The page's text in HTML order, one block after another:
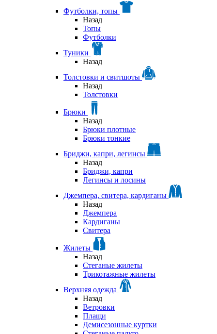
Футболки, топы
Назад
Топы
Футболки
Туники
Назад
Толстовки и свитшоты
Назад
Толстовки
Брюки
Назад
Брюки плотные
Брюки тонкие
Бриджи, капри, легинсы
Назад
Бриджи, капри
Легинсы и лосины
Джемпера, свитера, кардиганы
Назад
Джемпера
Кардиганы
Свитера
Жилеты
Назад
Стеганые жилеты
Трикотажные жилеты
Верхняя одежда
Назад
Ветровки
Плащи
Демисезонные куртки